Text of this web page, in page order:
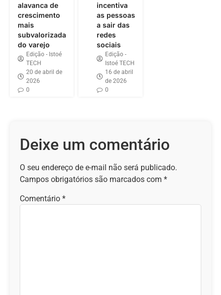
alavanca de
crescimento
mais
subvalorizada
do varejo
Edição - Istoé
TECH
20 de abril de
2026
0
incentiva
as pessoas
a sair das
redes
sociais
Edição -
Istoé TECH
16 de abril
de 2026
0
Deixe um comentário
O seu endereço de e-mail não será publicado.
Campos obrigatórios são marcados com *
Comentário *